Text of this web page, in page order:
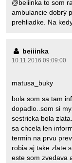
@beiiinka to som
ambulancie dobrý
prehliadke. Na
beiiinka
10.11.2016 09:09:00
matusa_buky
bola som sa tam
dopadlo..som si
sestricka bola
sa chcela len
termin na prvu
robia aj take zlate
este som zvedava